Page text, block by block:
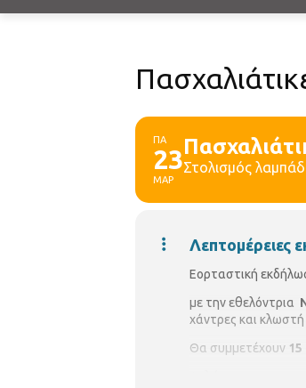
ΠΑ
23
ΜΑΡ
Στολισμός
Λεπτομέρειες
Εορταστική
με την εθελόντρια
χάντρες και
Θα συμμετέχουν